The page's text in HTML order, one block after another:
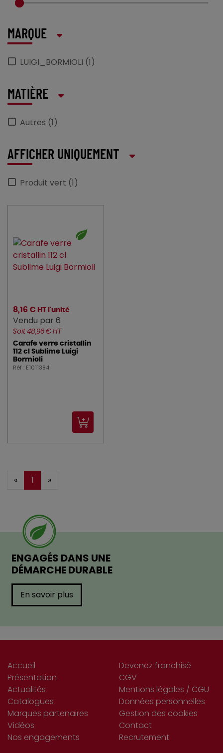
MARQUE
LUIGI_BORMIOLI (1)
MATIÈRE
Autres (1)
AFFICHER UNIQUEMENT
Produit vert (1)
8,16 € HT l'unité
Vendu par 6
Soit 48,96 € HT
Carafe verre cristallin
112 cl Sublime Luigi
Bormioli
Réf : E1011384
« 1 »
ENGAGÉS DANS UNE
DÉMARCHE DURABLE
En savoir plus
Accueil
Présentation
Actualités
Catalogues
Marques partenaires
Vidéos
Nos engagements
Devenez franchisé
CGV
Mentions légales / CGU
Données personnelles
Gestion des cookies
Contact
Recrutement